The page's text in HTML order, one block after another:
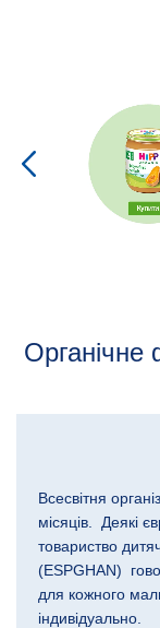
Всесвітня
місяців. Деякі
товариство
(ЕSРGHAN)
для кожного
індивідуально.